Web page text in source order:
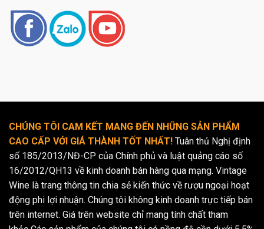
CHÚNG TÔI CAM KẾT MANG ĐẾN NHỮNG SẢN PHẨM
CAO CẤP VỚI GIÁ THÀNH TỐT NHẤT! Tuân thủ Nghị định
số 185/2013/NĐ-CP của Chính phủ và luật quảng cáo số
16/2012/QH13 về kinh doanh bán hàng qua mạng. Vintage
Wine là trang thông tin chia sẻ kiến thức về rượu ngoại hoạt
động phi lợi nhuận. Chúng tôi không kinh doanh trực tiếp bán
trên internet. Giá trên website chỉ mang tính chất tham